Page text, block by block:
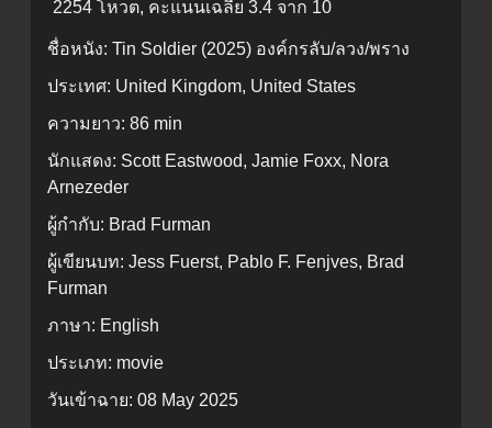
2254 โหวต, คะแนนเฉลี่ย 3.4 จาก 10
ชื่อหนัง: Tin Soldier (2025) องค์กรลับ/ลวง/พราง
ประเทศ: United Kingdom, United States
ความยาว: 86 min
นักแสดง: Scott Eastwood, Jamie Foxx, Nora
Arnezeder
ผู้กำกับ: Brad Furman
ผู้เขียนบท: Jess Fuerst, Pablo F. Fenjves, Brad
Furman
ภาษา: English
ประเภท: movie
วันเข้าฉาย: 08 May 2025